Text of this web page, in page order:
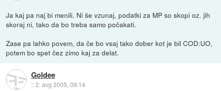
Ja kaj pa naj bi menili. Ni še vzunaj, podatki za MP so skopi oz. jih
skoraj ni, tako da bo treba samo počakati.
Zase pa lahko povem, da če bo vsaj tako dober kot je bil COD:UO,
potem bo spet čez zimo kaj za delat.
Goldee
::2. avg 2005, 09:14